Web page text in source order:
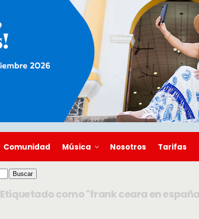
Comunidad Música Nosotros Tarifas
Etiquetado como "frank ceara en